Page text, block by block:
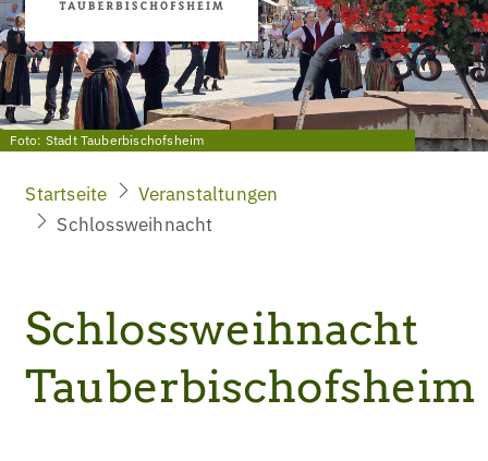
Foto: Stadt Tauberbischofsheim
Startseite
Veranstaltungen
Schlossweihnacht
Schlossweihnacht
Tauberbischofsheim